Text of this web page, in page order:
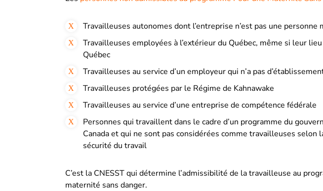
Travailleuses autonomes dont l’entreprise n’est pas une personne
Travailleuses employées à l’extérieur du Québec, même si leur
Québec
Travailleuses au service d’un employeur qui n’a pas
Travailleuses protégées par le Régime de Kahnawake
Travailleuses au service d’une entreprise de compétence fédérale
Personnes qui travaillent dans le cadre d’un programme du
Canada et qui ne sont pas considérées comme travailleuses selon
sécurité du travail
C’est la CNESST qui détermine l’admissibilité de la travailleuse au
maternité sans danger.